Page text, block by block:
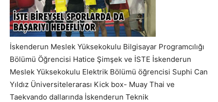
İskenderun Meslek Yüksekokulu Bilgisayar Programcılığı
Bölümü Öğrencisi Hatice Şimşek ve İSTE İskenderun
Meslek Yüksekokulu Elektrik Bölümü öğrencisi Suphi Can
Yıldız Üniversitelerarası Kick box- Muay Thai ve
Taekvando dallarında İskenderun Teknik